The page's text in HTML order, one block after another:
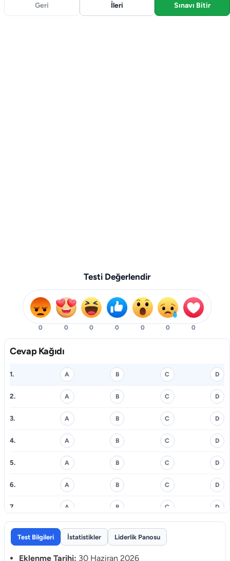
Geri İleri Sınavı Bitir
Testi Değerlendir
0 0 0 0 0 0 0
Cevap Kağıdı
1. A B C D
2. A B C D
3. A B C D
4. A B C D
5. A B C D
6. A B C D
7. A B C D
8. A B C
Test Bilgileri İstatistikler Liderlik Panosu
Eklenme Tarihi: 30 Haziran 2026